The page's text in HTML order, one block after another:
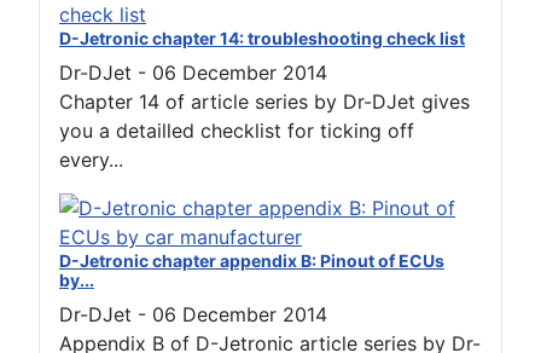
D-Jetronic chapter 14: troubleshooting check list
Dr-DJet - 06 December 2014
Chapter 14 of article series by Dr-DJet gives
you a detailled checklist for ticking off
every...
D-Jetronic chapter appendix B: Pinout of ECUs
by...
Dr-DJet - 06 December 2014
Appendix B of D-Jetronic article series by Dr-